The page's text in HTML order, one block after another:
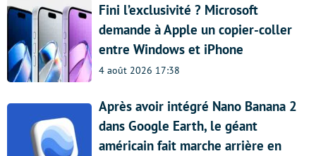
Fini l’exclusivité ? Microsoft
demande à Apple un copier-coller
entre Windows et iPhone
4 août 2026 17:38
Après avoir intégré Nano Banana 2
dans Google Earth, le géant
américain fait marche arrière en